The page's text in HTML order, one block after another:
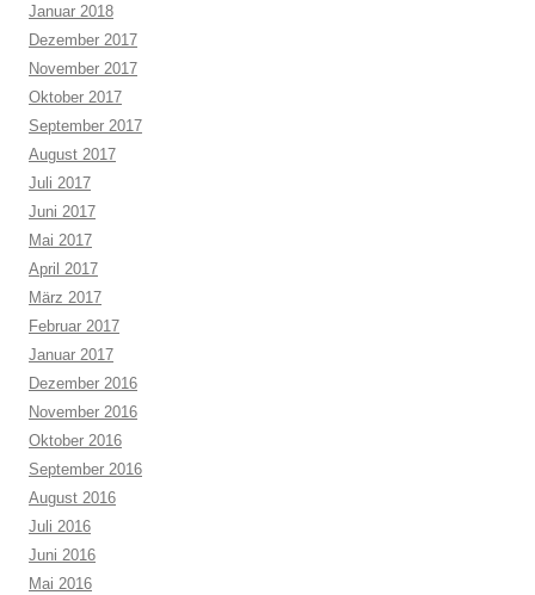
Januar 2018
Dezember 2017
November 2017
Oktober 2017
September 2017
August 2017
Juli 2017
Juni 2017
Mai 2017
April 2017
März 2017
Februar 2017
Januar 2017
Dezember 2016
November 2016
Oktober 2016
September 2016
August 2016
Juli 2016
Juni 2016
Mai 2016